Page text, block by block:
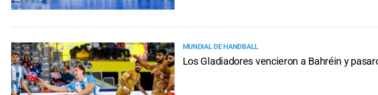
MUNDIAL DE HANDBALL
Los Gladiadores vencieron a Bahréin y